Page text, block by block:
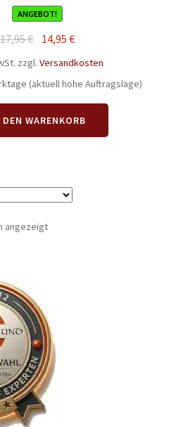
ANGEBOT!
17,95€ Ursprünglicher
17,95 €
14,95€Aktueller
14,95 €.
zzgl. Versandkosten
(aktuell hohe Auftragslage)
WARENKORB
angezeigt